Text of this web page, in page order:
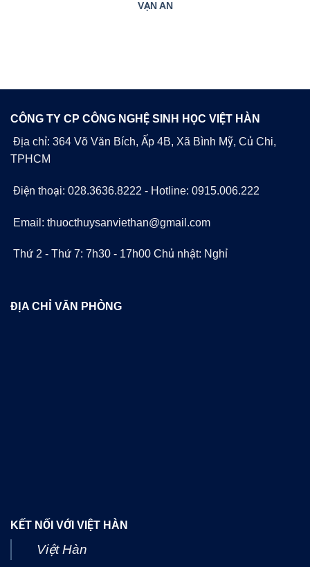
VẠN AN
CÔNG TY CP CÔNG NGHỆ SINH HỌC VIỆT HÀN
Địa chỉ: 364 Võ Văn Bích, Ấp 4B, Xã Bình Mỹ, Củ Chi,
TPHCM
Điện thoại: 028.3636.8222 - Hotline: 0915.006.222
Email: thuocthuysanviethan@gmail.com
Thứ 2 - Thứ 7: 7h30 - 17h00 Chủ nhật: Nghỉ
ĐỊA CHỈ VĂN PHÒNG
KẾT NỐI VỚI VIỆT HÀN
Việt Hàn